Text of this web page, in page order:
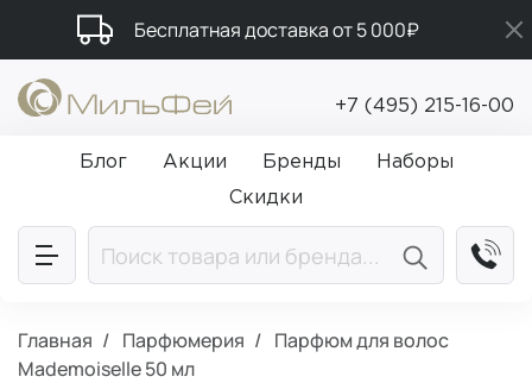
Бесплатная доставка от 5 000₽
Подарки в каждый заказ от 5 000₽
Промокод ПРИВЕТ
+7 (495) 215-16-00
Блог Акции Бренды
Наборы
Скидки
Главная Парфюмерия
Парфюм для волос
Mademoiselle 50 мл